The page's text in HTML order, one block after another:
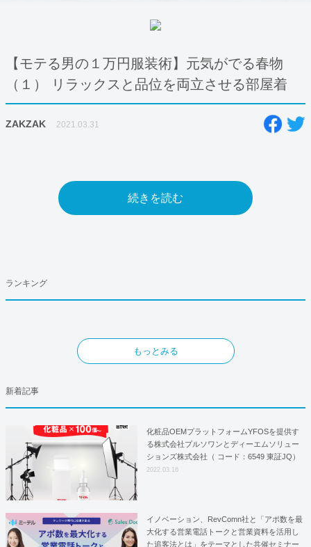
【モテる男の１万円服装術】元気がでる春物
（１） リラックスと品位を両立させる部屋着
ZAKZAK 2021.03.31
続きを読む
ランキング
もっとみる
新着記事
化粧品OEMプラットフォームYFOSを提供す
る株式会社プルソワンとディーエムソリュー
ションズ株式会社（ コード：6549 東証JQ）
はYFOSにおけるロジスティクスパートナー
2022.03.16
イノベーション、RevComn社と「アポ数を最
大化する営業電話トークと営業資料を活用し
た追客法とは」をテーマとした共催セミナー